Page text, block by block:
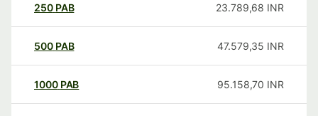
250 PAB 23.789,68 INR
500 PAB 47.579,35 INR
1000 PAB 95.158,70 INR